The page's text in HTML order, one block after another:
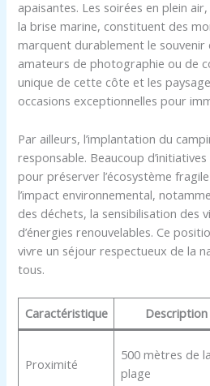
apaisantes. Les soirées en plein
la brise marine, constituent des
marquent durablement le souvenir
amateurs de photographie ou de
unique de cette côte et les
occasions exceptionnelles pour
Par ailleurs, l’implantation du
responsable. Beaucoup
pour préserver l’écosystème
l’impact environnemental,
des déchets, la sensibilisation des
d’énergies renouvelables. Ce
vivre un séjour respectueux de la
tous.
Caractéristique Description
Proximité
500 mètres de la
plage